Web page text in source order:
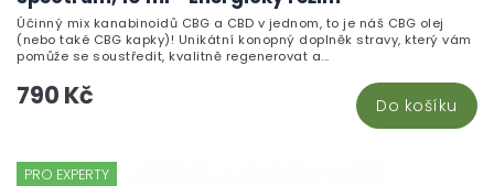
790 Kč Do košíku
Účinný mix kanabinoidů CBG a CBD v jednom, to je náš CBG olej
(nebo také CBG kapky)! Unikátní konopný doplněk stravy, který vám
pomůže se soustředit, kvalitně regenerovat a...
PRO EXPERTY